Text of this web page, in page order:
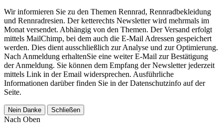
Wir informieren Sie zu den Themen Rennrad, Rennradbekleidung
und Rennradresien. Der ketterechts Newsletter wird mehrmals im
Monat versendet. Abhängig von den Themen. Der Versand erfolgt
mittels MailChimp, bei dem auch die E-Mail Adressen gespeichert
werden. Dies dient ausschließlich zur Analyse und zur Optimierung.
Nach Anmeldung erhaltenSie eine weiter E-Mail zur Bestätigung
der Anmeldung. Sie können dem Empfang der Newsletter jederzeit
mittels Link in der Email widersprechen. Ausführliche
Informationen darüber finden Sie in der Datenschutzinfo auf der
Seite.
Nein Danke Schließen
Nach Oben